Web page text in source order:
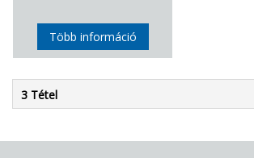
Több információ
3 Tétel